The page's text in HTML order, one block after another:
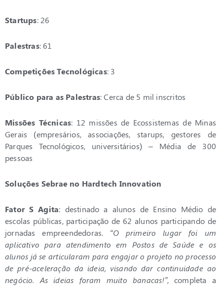
Startups: 26
Palestras: 61
Competições Tecnológicas: 3
Público para as Palestras: Cerca de 5 mil inscritos
Missões Técnicas: 12 missões de Ecossistemas de Minas
Gerais (empresários, associações, starups, gestores de
Parques Tecnológicos, universitários) – Média de 300
pessoas
Soluções Sebrae no Hardtech Innovation
Fator S Agita: destinado a alunos de Ensino Médio de
escolas públicas, participação de 62 alunos participando de
jornadas empreendedoras. “O primeiro lugar foi um
aplicativo para atendimento em Postos de Saúde e os
alunos já se articularam para engajar o projeto no processo
de pré-aceleração da ideia, visando dar continuidade ao
negócio. As ideias foram muito banacas!”, completa a